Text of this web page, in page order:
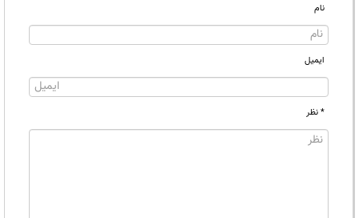
نام
ایمیل
* نظر